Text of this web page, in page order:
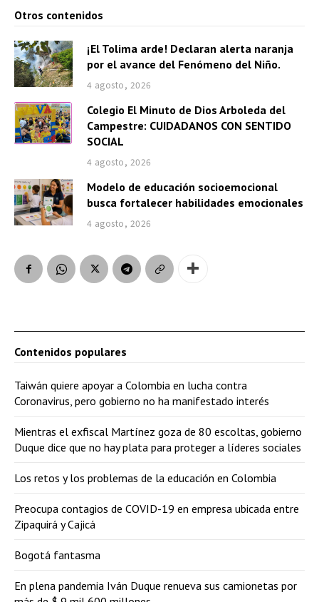
Otros contenidos
¡El Tolima arde! Declaran alerta naranja
por el avance del Fenómeno del Niño.
4 agosto, 2026
Colegio El Minuto de Dios Arboleda del
Campestre: CUIDADANOS CON SENTIDO
SOCIAL
4 agosto, 2026
Modelo de educación socioemocional
busca fortalecer habilidades emocionales
4 agosto, 2026
Contenidos populares
Taiwán quiere apoyar a Colombia en lucha contra
Coronavirus, pero gobierno no ha manifestado interés
Mientras el exfiscal Martínez goza de 80 escoltas, gobierno
Duque dice que no hay plata para proteger a líderes sociales
Los retos y los problemas de la educación en Colombia
Preocupa contagios de COVID-19 en empresa ubicada entre
Zipaquirá y Cajicá
Bogotá fantasma
En plena pandemia Iván Duque renueva sus camionetas por